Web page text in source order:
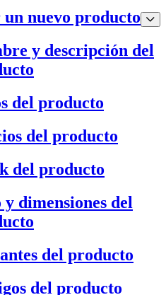
nuevo producto
y descripción del
del producto
del producto
del producto
y dimensiones del
del producto
del producto